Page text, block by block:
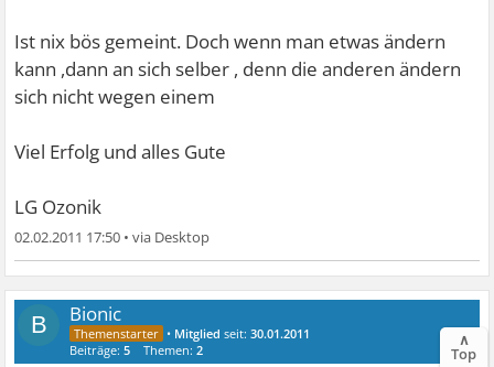
Ist nix bös gemeint. Doch wenn man etwas ändern
kann ,dann an sich selber , denn die anderen ändern
sich nicht wegen einem
Viel Erfolg und alles Gute
LG Ozonik
02.02.2011 17:50 •
B Bionic
• Mitglied seit:30.01.2011
Beiträge:5 Themen:2
∧
Top